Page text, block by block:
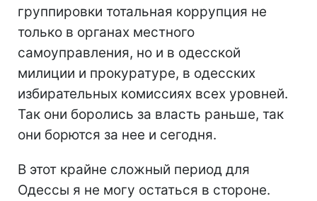
группировки тотальная коррупция не
только в органах местного
самоуправления, но и в одесской
милиции и прокуратуре, в одесских
избирательных комиссиях всех уровней.
Так они боролись за власть раньше, так
они борются за нее и сегодня.
В этот крайне сложный период для
Одессы я не могу остаться в стороне.